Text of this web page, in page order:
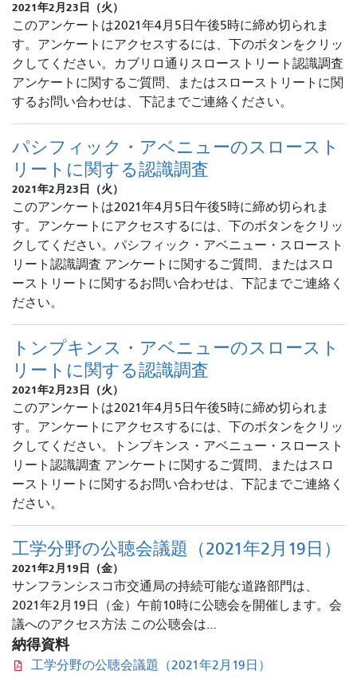
2021年2月23日（火）
このアンケートは2021年4月5日午後5時に締め切られま
す。アンケートにアクセスするには、下のボタンをクリッ
クしてください。カブリロ通りスローストリート認識調査
アンケートに関するご質問、またはスローストリートに関
するお問い合わせは、下記までご連絡ください。
パシフィック・アベニューのスロースト
リートに関する認識調査
2021年2月23日（火）
このアンケートは2021年4月5日午後5時に締め切られま
す。アンケートにアクセスするには、下のボタンをクリッ
クしてください。パシフィック・アベニュー・スロースト
リート認識調査 アンケートに関するご質問、またはスロ
ーストリートに関するお問い合わせは、下記までご連絡く
ださい。
トンプキンス・アベニューのスロースト
リートに関する認識調査
2021年2月23日（火）
このアンケートは2021年4月5日午後5時に締め切られま
す。アンケートにアクセスするには、下のボタンをクリッ
クしてください。トンプキンス・アベニュー・スロースト
リート認識調査 アンケートに関するご質問、またはスロ
ーストリートに関するお問い合わせは、下記までご連絡く
ださい。
工学分野の公聴会議題（2021年2月19日）
2021年2月19日（金）
サンフランシスコ市交通局の持続可能な道路部門は、
2021年2月19日（金）午前10時に公聴会を開催します。会
議へのアクセス方法 この公聴会は…
納得資料
工学分野の公聴会議題（2021年2月19日）